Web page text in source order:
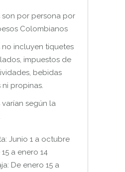
son por persona por
Colombianos
no incluyen tiquetes
impuestos de
bebidas
propinas.
según la
Junio 1 a octubre
a enero 14
De enero 15 a